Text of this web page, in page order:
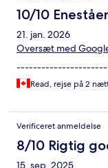
10/10
21. jan. 2026
Oversæt med
Read, rejse på 2
Verificeret anmeldelse
8/10 Rigtig
15. sep. 2025